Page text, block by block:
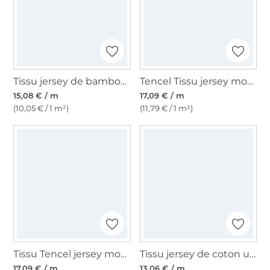
Tissu jersey de bambou uni, taupe
15,08 € / m
(10,05 € / 1 m²)
Tencel Tissu jersey modal uni, vieux vert
17,09 € / m
(11,79 € / 1 m²)
Tissu Tencel jersey modal uni, blanc Tissu jersey de coton uni, pourpre